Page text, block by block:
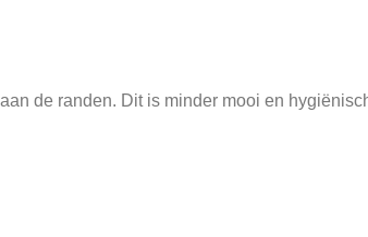
de randen. Dit is minder mooi en